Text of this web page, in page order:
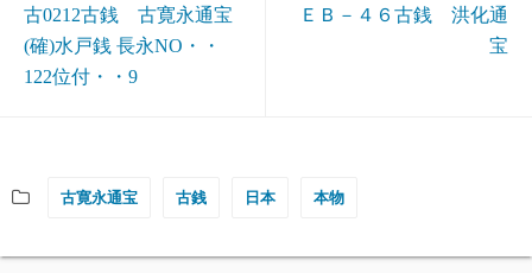
古0212古銭 古寛永通宝
(確)水戸銭 長永NO・・
122位付・・9
ＥＢ－４６古銭 洪化通
宝
古寛永通宝 古銭 日本 本物